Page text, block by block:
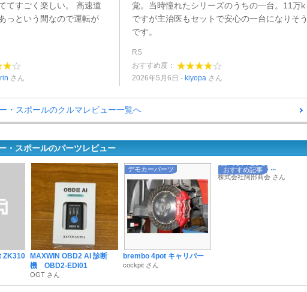
てすごく楽しい。 高速道
っという間なので運転が
さん
覚。当時憧れたシリーズのうちの一台。11万k
ですが主治医もセットで安心の一台になりそう
です。
RS
おすすめ度：
2026年5月6日
kiyopa さん
・スポールのクルマレビュー一覧へ
・スポールのパーツレビュー
ZK310
MAXWIN OBD2 AI 診断
機 OBD2-EDI01
OGT さん
デモカーパーツ
brembo 4pot キャリパー
cockpit さん
おすすめ記事
AUTOSTRADA ...
株式会社阿部商会 さん